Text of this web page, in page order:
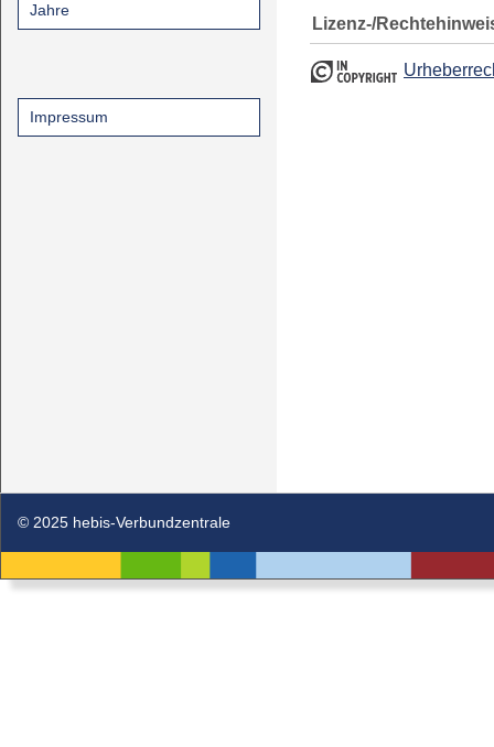
Jahre
Impressum
Lizenz-/
© 2025 hebis-Verbundzentrale